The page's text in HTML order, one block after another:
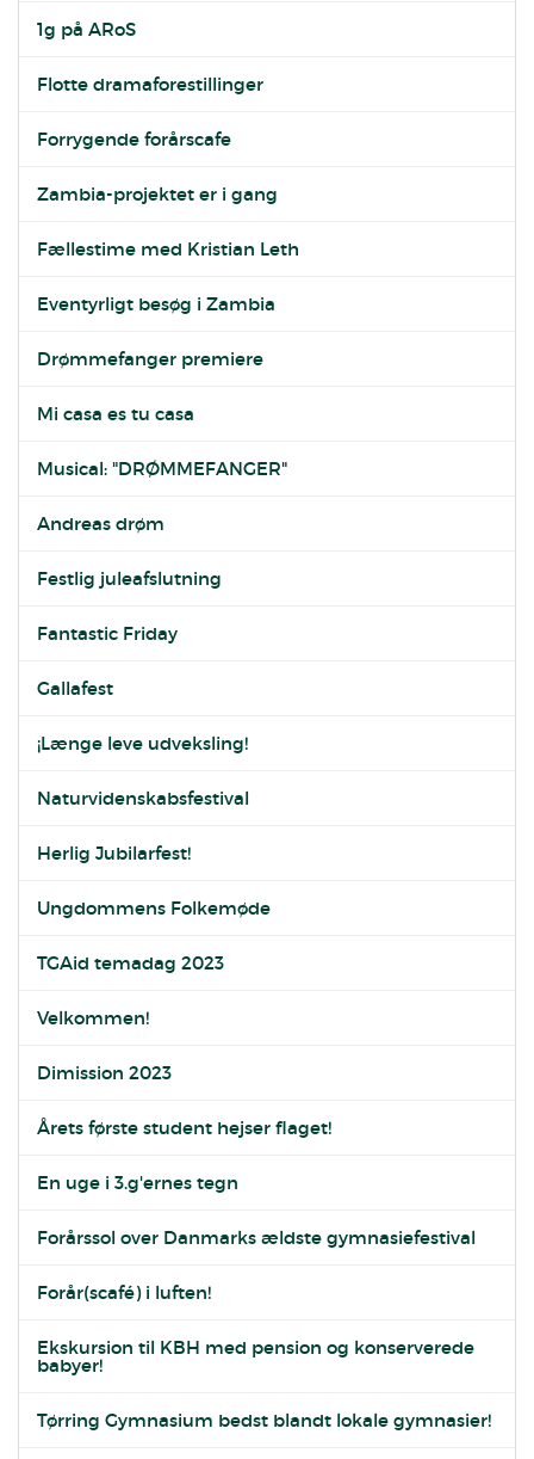
1g på ARoS
Flotte dramaforestillinger
Forrygende forårscafe
Zambia-projektet er i gang
Fællestime med Kristian Leth
Eventyrligt besøg i Zambia
Drømmefanger premiere
Mi casa es tu casa
Musical: "DRØMMEFANGER"
Andreas drøm
Festlig juleafslutning
Fantastic Friday
Gallafest
¡Længe leve udveksling!
Naturvidenskabsfestival
Herlig Jubilarfest!
Ungdommens Folkemøde
TGAid temadag 2023
Velkommen!
Dimission 2023
Årets første student hejser flaget!
En uge i 3.g'ernes tegn
Forårssol over Danmarks ældste gymnasiefestival
Forår(scafé) i luften!
Ekskursion til KBH med pension og konserverede
babyer!
Tørring Gymnasium bedst blandt lokale gymnasier!